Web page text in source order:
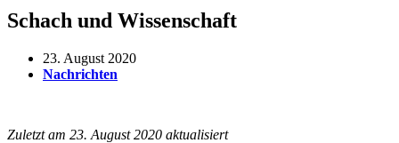
Schach und Wissenschaft
23. August 2020
Nachrichten
Zuletzt am 23. August 2020 aktualisiert